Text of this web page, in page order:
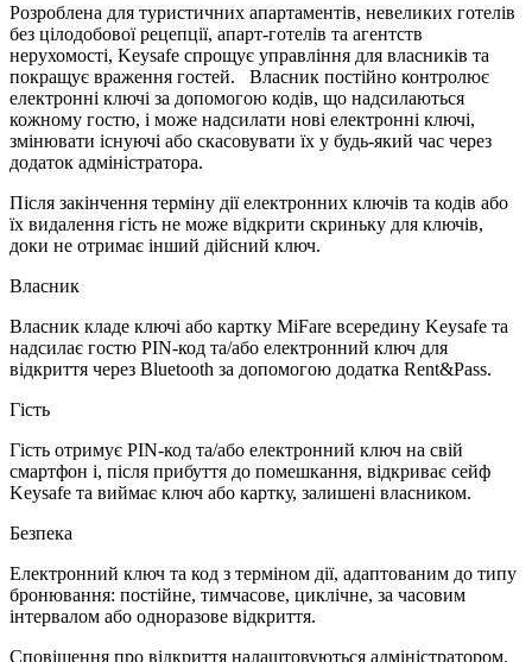
Розроблена для туристичних апартаментів, невеликих готелів
без цілодобової рецепції, апарт-готелів та агентств
нерухомості, Keysafe спрощує управління для власників та
покращує враження гостей. Власник постійно контролює
електронні ключі за допомогою кодів, що надсилаються
кожному гостю, і може надсилати нові електронні ключі,
змінювати існуючі або скасовувати їх у будь-який час через
додаток адміністратора.
Після закінчення терміну дії електронних ключів та кодів або
їх видалення гість не може відкрити скриньку для ключів,
доки не отримає інший дійсний ключ.
Власник
Власник кладе ключі або картку MiFare всередину Keysafe та
надсилає гостю PIN-код та/або електронний ключ для
відкриття через Bluetooth за допомогою додатка Rent&Pass.
Гість
Гість отримує PIN-код та/або електронний ключ на свій
смартфон і, після прибуття до помешкання, відкриває сейф
Keysafe та виймає ключ або картку, залишені власником.
Безпека
Електронний ключ та код з терміном дії, адаптованим до типу
бронювання: постійне, тимчасове, циклічне, за часовим
інтервалом або одноразове відкриття.
Сповіщення про відкриття налаштовуються адміністратором.